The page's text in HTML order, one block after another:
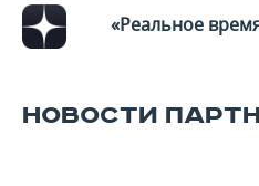
«Реальное
НОВОСТИ